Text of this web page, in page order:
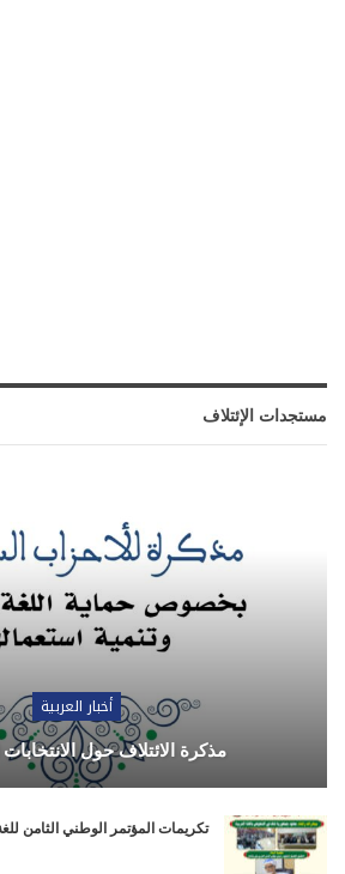
مستجدات الإئتلاف
أخبار العربية
مذكرة الائتلاف حول الانتخابات
تكريمات المؤتمر الوطني الثامن